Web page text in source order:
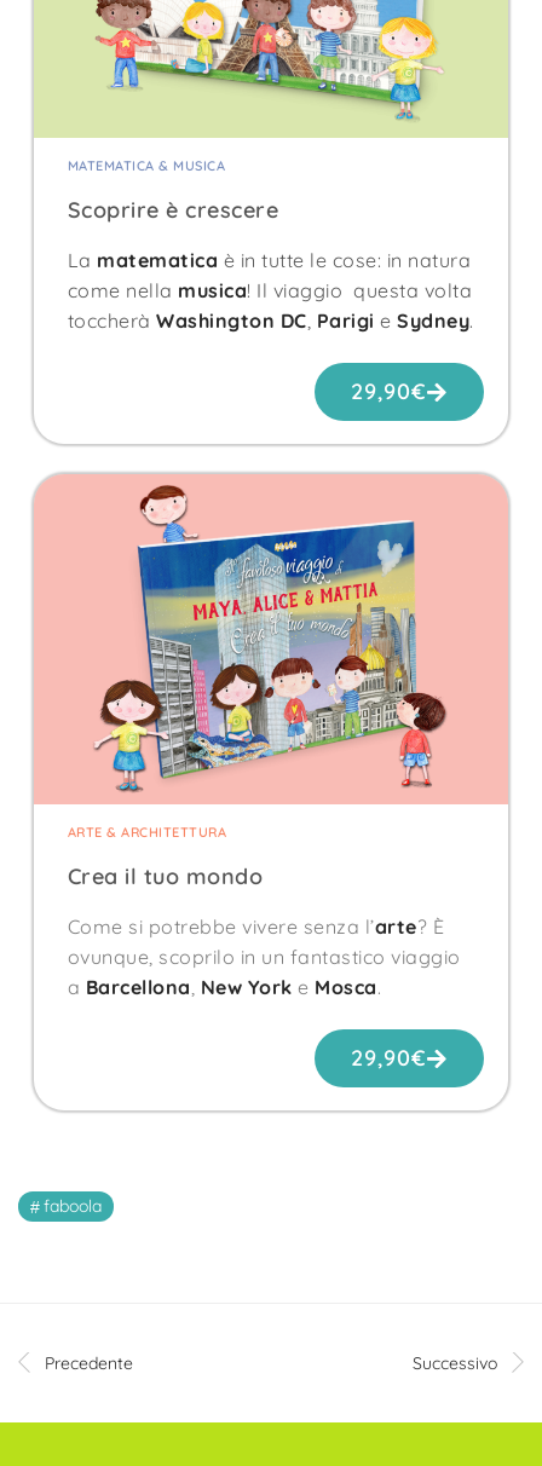
MATEMATICA & MUSICA
Scoprire è crescere
La matematica è in tutte le cose: in natura
come nella musica! Il viaggio questa volta
toccherà Washington DC Parigi e Sydney.
29,90€
ARTE & ARCHITETTURA
Crea il tuo mondo
Come si potrebbe vivere senza l’arte? È
ovunque, scoprilo in un fantastico viaggio
a Barcellona New York e Mosca.
29,90€
faboola
Precedente Successivo